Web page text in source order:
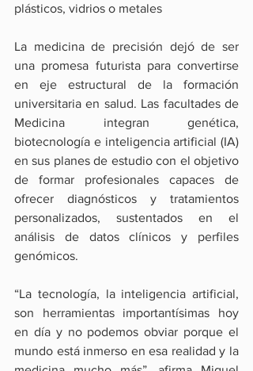
plásticos, vidrios o metales
La medicina de precisión dejó de ser
una promesa futurista para convertirse
en eje estructural de la formación
universitaria en salud. Las facultades de
Medicina integran genética,
biotecnología e inteligencia artificial (IA)
en sus planes de estudio con el objetivo
de formar profesionales capaces de
ofrecer diagnósticos y tratamientos
personalizados, sustentados en el
análisis de datos clínicos y perfiles
genómicos.
“La tecnología, la inteligencia artificial,
son herramientas importantísimas hoy
en día y no podemos obviar porque el
mundo está inmerso en esa realidad y la